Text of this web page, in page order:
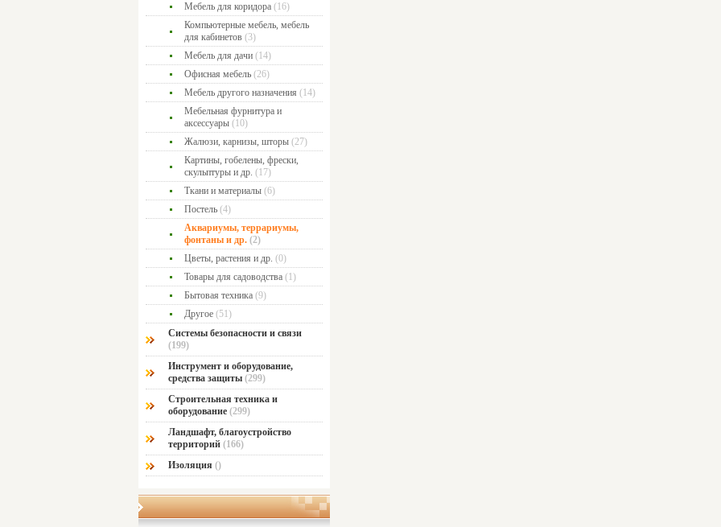
Мебель для коридора (16)
Компьютерные мебель, мебель
для кабинетов (3)
Мебель для дачи (14)
Офисная мебель (26)
Мебель другого назначения (14)
Мебельная фурнитура и
аксессуары (10)
Жалюзи, карнизы, шторы (27)
Картины, гобелены, фрески,
скульптуры и др. (17)
Ткани и материалы (6)
Постель (4)
Аквариумы, террариумы,
фонтаны и др. (2)
Цветы, растения и др. (0)
Товары для садоводства (1)
Бытовая техника (9)
Другое (51)
Системы безопасности и связи
(199)
Инструмент и оборудование,
средства защиты (299)
Строительная техника и
оборудование (299)
Ландшафт, благоустройство
территорий (166)
Изоляция ()